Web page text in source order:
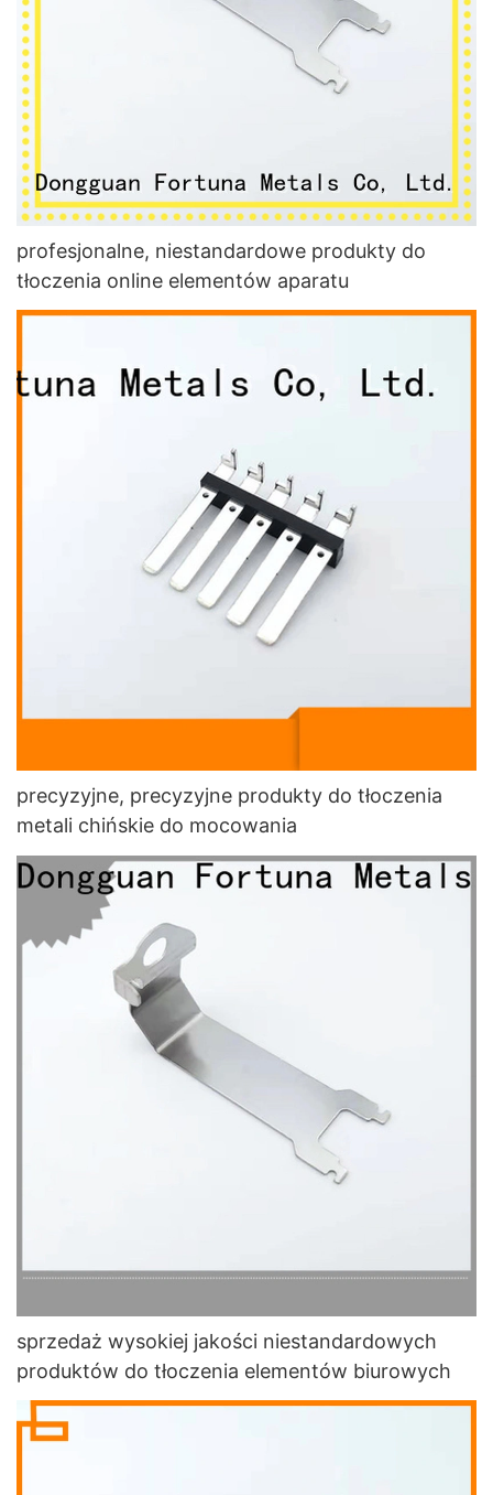
profesjonalne, niestandardowe produkty do
tłoczenia online elementów aparatu
precyzyjne, precyzyjne produkty do tłoczenia
metali chińskie do mocowania
sprzedaż wysokiej jakości niestandardowych
produktów do tłoczenia elementów biurowych